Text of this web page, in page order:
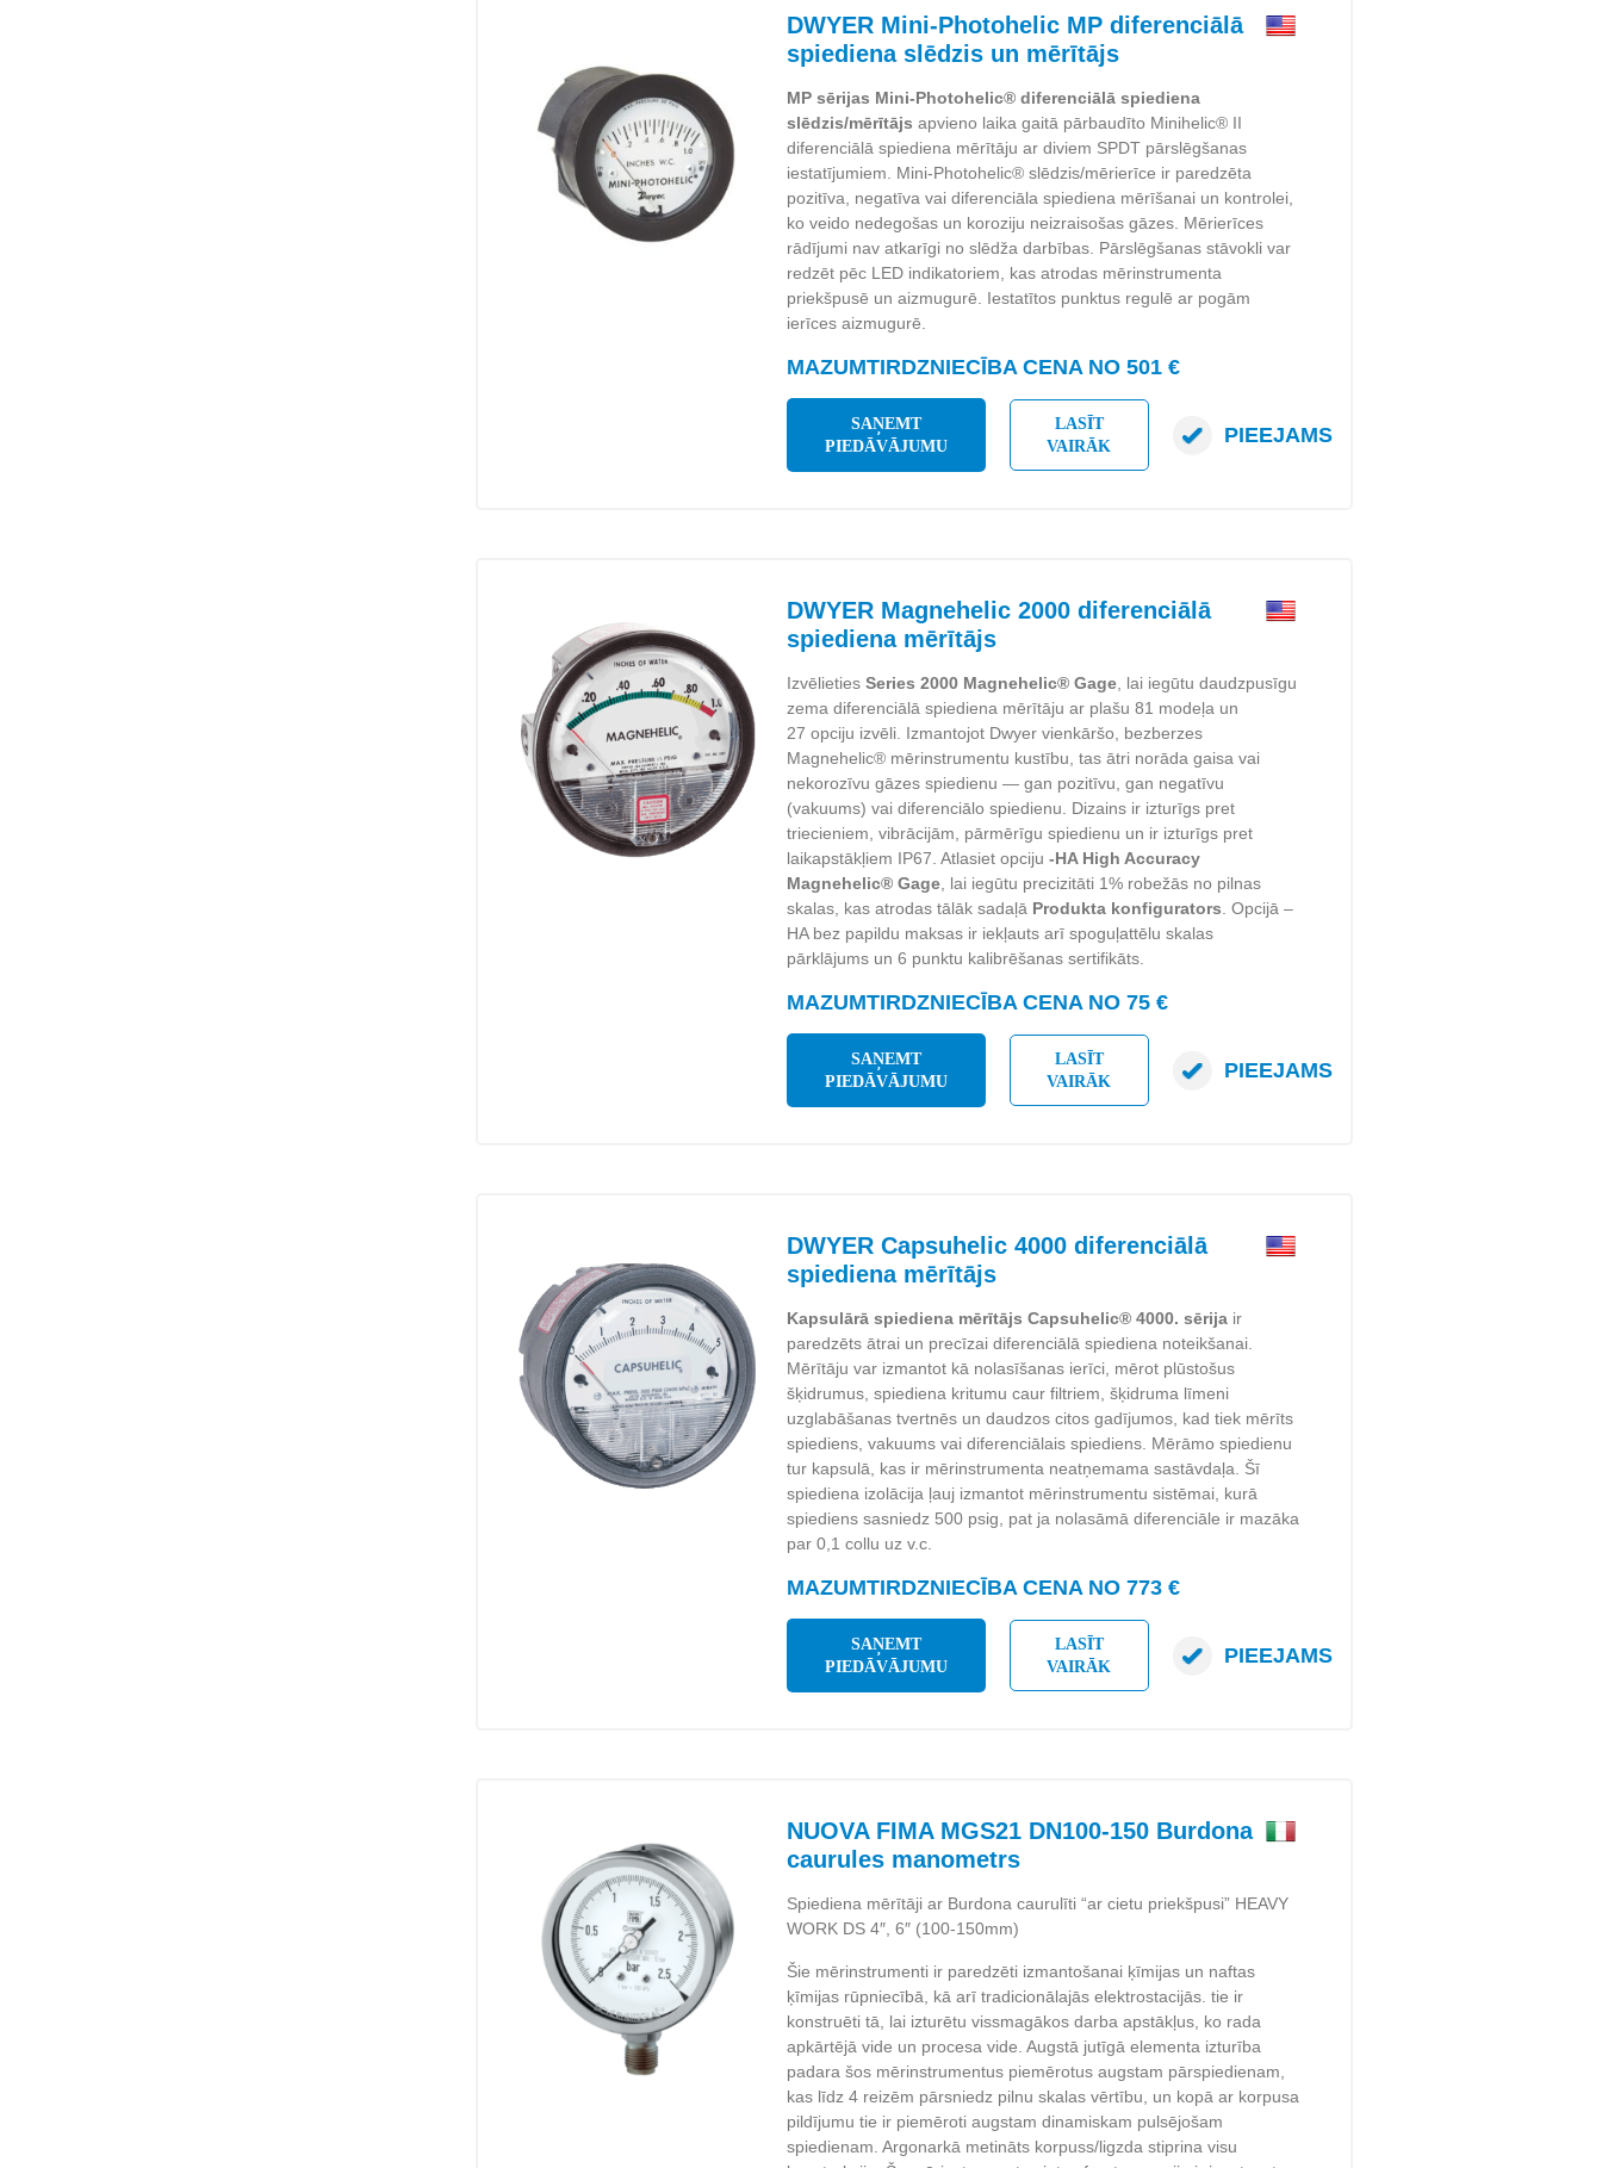
DWYER Mini-Photohelic MP diferenciālā
spiediena slēdzis un mērītājs
MP sērijas Mini-Photohelic® diferenciālā spiediena
slēdzis/mērītājs apvieno laika gaitā pārbaudīto Minihelic® II
diferenciālā spiediena mērītāju ar diviem SPDT pārslēgšanas
iestatījumiem. Mini-Photohelic® slēdzis/mērierīce ir paredzēta
pozitīva, negatīva vai diferenciāla spiediena mērīšanai un kontrolei,
ko veido nedegošas un koroziju neizraisošas gāzes. Mērierīces
rādījumi nav atkarīgi no slēdža darbības. Pārslēgšanas stāvokli var
redzēt pēc LED indikatoriem, kas atrodas mērinstrumenta
priekšpusē un aizmugurē. Iestatītos punktus regulē ar pogām
ierīces aizmugurē.
MAZUMTIRDZNIECĪBA CENA NO 501 €
SAŅEMT
PIEDĀVĀJUMU
LASĪT
VAIRĀK
PIEEJAMS
DWYER Magnehelic 2000 diferenciālā
spiediena mērītājs
IzvēlietiesSeries 2000 Magnehelic® Gage , lai iegūtu daudzpusīgu
zema diferenciālā spiediena mērītāju ar plašu 81 modeļa un
27 opciju izvēli. Izmantojot Dwyer vienkāršo, bezberzes
Magnehelic® mērinstrumentu kustību, tas ātri norāda gaisa vai
nekorozīvu gāzes spiedienu — gan pozitīvu, gan negatīvu
(vakuums) vai diferenciālo spiedienu. Dizains ir izturīgs pret
triecieniem, vibrācijām, pārmērīgu spiedienu un ir izturīgs pret
laikapstākļiem IP67. Atlasiet opciju-HA High Accuracy
Magnehelic® Gage , lai iegūtu precizitāti 1% robežās no pilnas
skalas, kas atrodas tālāk sadaļā Produkta konfigurators . Opcijā –
HA bez papildu maksas ir iekļauts arī spoguļattēlu skalas
pārklājums un 6 punktu kalibrēšanas sertifikāts.
MAZUMTIRDZNIECĪBA CENA NO 75 €
SAŅEMT
PIEDĀVĀJUMU
LASĪT
VAIRĀK
PIEEJAMS
DWYER Capsuhelic 4000 diferenciālā
spiediena mērītājs
Kapsulārā spiediena mērītājs Capsuhelic® 4000. sērija ir
paredzēts ātrai un precīzai diferenciālā spiediena noteikšanai.
Mērītāju var izmantot kā nolasīšanas ierīci, mērot plūstošus
šķidrumus, spiediena kritumu caur filtriem, šķidruma līmeni
uzglabāšanas tvertnēs un daudzos citos gadījumos, kad tiek mērīts
spiediens, vakuums vai diferenciālais spiediens. Mērāmo spiedienu
tur kapsulā, kas ir mērinstrumenta neatņemama sastāvdaļa. Šī
spiediena izolācija ļauj izmantot mērinstrumentu sistēmai, kurā
spiediens sasniedz 500 psig, pat ja nolasāmā diferenciāle ir mazāka
par 0,1 collu uz v.c.
MAZUMTIRDZNIECĪBA CENA NO 773 €
SAŅEMT
PIEDĀVĀJUMU
LASĪT
VAIRĀK
PIEEJAMS
NUOVA FIMA MGS21 DN100-150 Burdona
caurules manometrs
Spiediena mērītāji ar Burdona caurulīti “ar cietu priekšpusi” HEAVY
WORK DS 4″, 6″ (100-150mm)
Šie mērinstrumenti ir paredzēti izmantošanai ķīmijas un naftas
ķīmijas rūpniecībā, kā arī tradicionālajās elektrostacijās. tie ir
konstruēti tā, lai izturētu vissmagākos darba apstākļus, ko rada
apkārtējā vide un procesa vide. Augstā jutīgā elementa izturība
padara šos mērinstrumentus piemērotus augstam pārspiedienam,
kas līdz 4 reizēm pārsniedz pilnu skalas vērtību, un kopā ar korpusa
pildījumu tie ir piemēroti augstam dinamiskam pulsējošam
spiedienam. Argonarkā metināts korpuss/ligzda stiprina visu